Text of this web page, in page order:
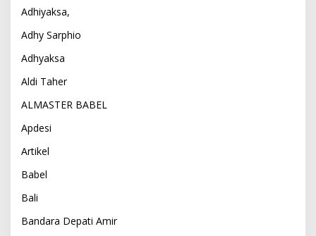
Adhiyaksa,
Adhy Sarphio
Adhyaksa
Aldi Taher
ALMASTER BABEL
Apdesi
Artikel
Babel
Bali
Bandara Depati Amir